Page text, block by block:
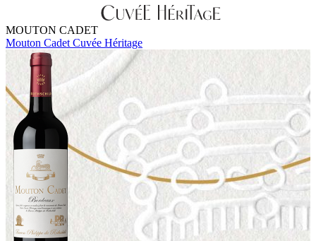
MOUTON CADET
Mouton Cadet Cuvée Héritage